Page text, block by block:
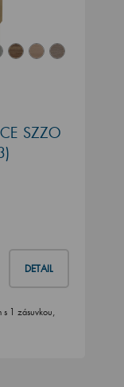
SZZO
DETAIL
1 zásuvkou,